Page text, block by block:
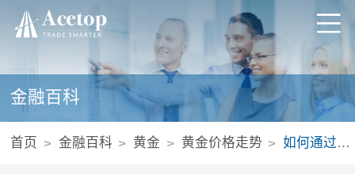
金融百科
首页 金融百科 黄金 黄金价格走势 如何通过K线图把握现货黄金走势？